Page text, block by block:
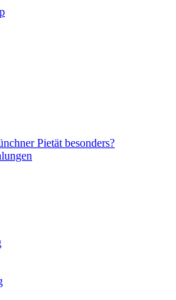
Pietät besonders?